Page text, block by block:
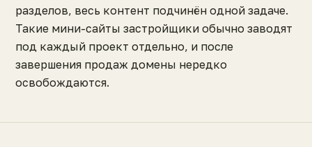
разделов, весь контент подчинён одной задаче.
Такие мини-сайты застройщики обычно заводят
под каждый проект отдельно, и после
завершения продаж домены нередко
освобождаются.